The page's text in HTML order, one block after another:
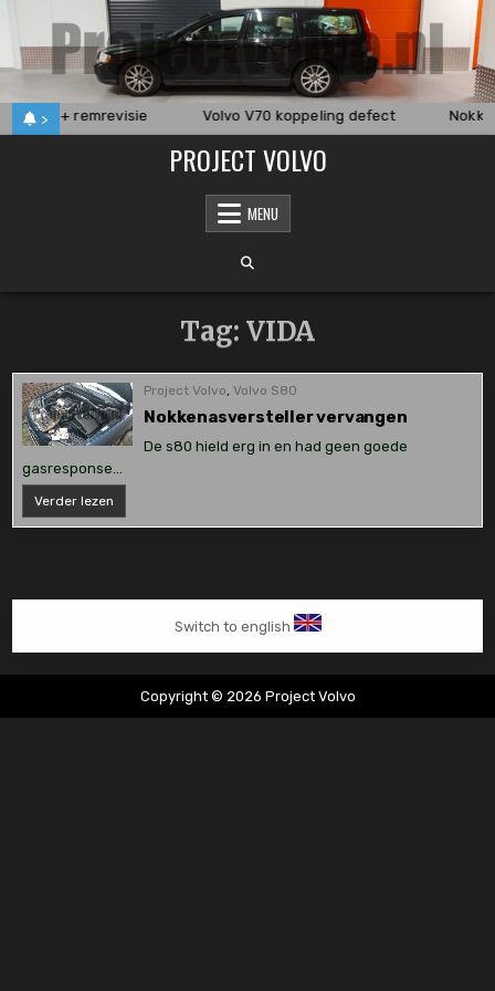
content
> + remrevisie Volvo V70 koppeling defect
PROJECT VOLVO
MENU
Tag: VIDA
Project Volvo,Volvo S80
Nokkenasversteller vervangen
De s80 hield erg in en had geen goede
gasresponse…
Verder lezen
vervangen
Switch to english
Copyright © 2026 Project Volvo